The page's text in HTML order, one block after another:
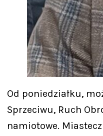
Od poniedziałku,
Sprzeciwu, Ruch
namiotowe.